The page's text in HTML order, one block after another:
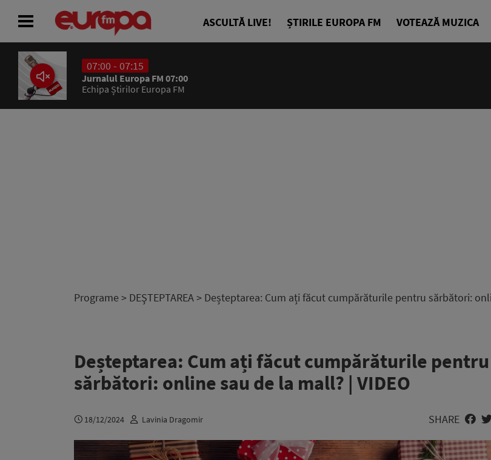
ASCULTĂ LIVE! ȘTIRILE EUROPA FM VOTEAZĂ MUZICA
07:00 - 07:15
Jurnalul Europa FM 07:00
Echipa Știrilor Europa FM
Programe > DEŞTEPTAREA> Deșteptarea: Cum ați făcut cumpărăturile pentru sărbători:
Deșteptarea: Cum ați făcut cumpărăturile pentru
sărbători: online sau de la mall? | VIDEO
18/12/2024 Lavinia Dragomir SHARE
ACASĂ
ȘTIRI